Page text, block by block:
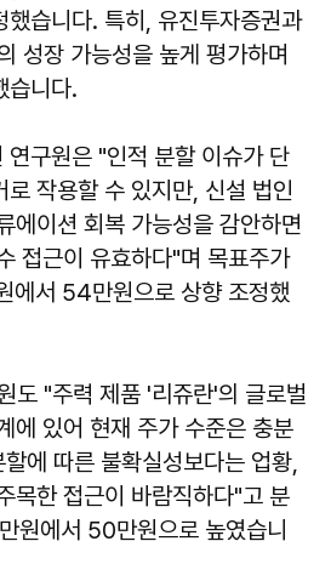
했습니다. 특히, 유진투자증권과
성장 가능성을 높게 평가하며
습니다.
연구원은 "인적 분할 이슈가 단
로 작용할 수 있지만, 신설 법인
에이션 회복 가능성을 감안하면
접근이 유효하다"며 목표주가
서 54만원으로 상향 조정했
도 "주력 제품 '리쥬란'의 글로벌
에 있어 현재 주가 수준은 충분
에 따른 불확실성보다는 업황,
목한 접근이 바람직하다"고 분
원에서 50만원으로 높였습니